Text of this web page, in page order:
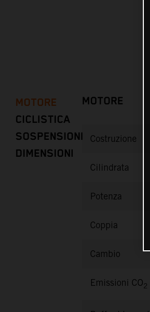
MOTORE
CICLISTICA
SOSPENSIONI
DIMENSIONI
MOTORE
Costruzione
Cilindrata
Potenza
Coppia
Cambio
Emissioni CO2